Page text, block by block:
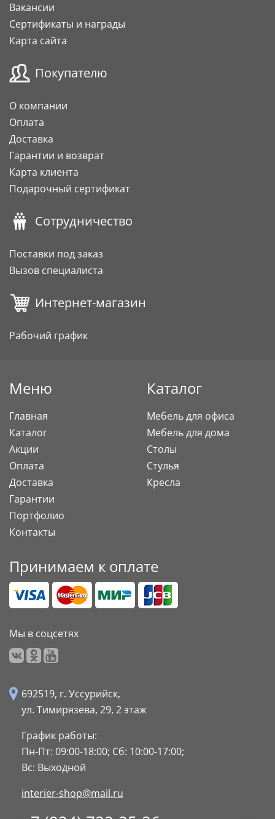
Вакансии
Сертификаты и награды
Карта сайта
Покупателю
О компании
Оплата
Доставка
Гарантии и возврат
Карта клиента
Подарочный сертификат
Сотрудничество
Поставки под заказ
Вызов специалиста
Интернет-магазин
Рабочий график
Меню
Главная
Каталог
Акции
Оплата
Доставка
Гарантии
Портфолио
Контакты
Каталог
Мебель для офиса
Мебель для дома
Столы
Стулья
Кресла
Принимаем к оплате
Мы в соцсетях
692519, г. Уссурийск,
ул. Тимирязева, 29, 2 этаж
График работы:
Пн-Пт: 09:00-18:00; Сб: 10:00-17:00;
Вс: Выходной
interier-shop@mail.ru